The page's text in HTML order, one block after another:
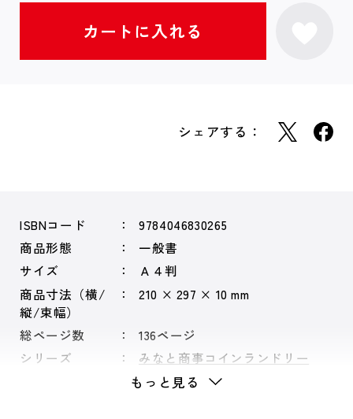
シェアする：
ISBNコード
9784046830265
商品形態
一般書
サイズ
Ａ４判
商品寸法（横/
縦/束幅）
210 × 297 × 10 mm
総ページ数
136ページ
シリーズ
みなと商事コインランドリー
もっと見る